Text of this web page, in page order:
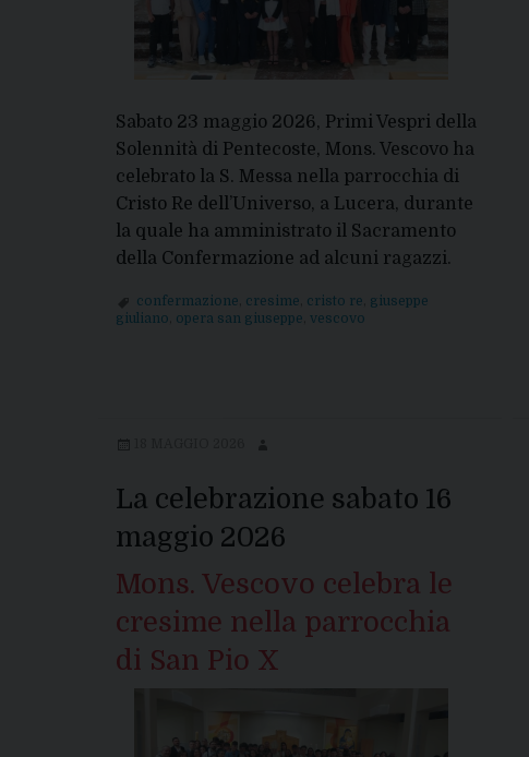
Sabato 23 maggio 2026, Primi Vespri della
Solennità di Pentecoste, Mons. Vescovo ha
celebrato la S. Messa nella parrocchia di
Cristo Re dell’Universo, a Lucera, durante
la quale ha amministrato il Sacramento
della Confermazione ad alcuni ragazzi.
confermazione cresime cristo re giuseppe
giuliano opera san giuseppe vescovo
La celebrazione sabato 16
maggio 2026
Mons. Vescovo celebra le
cresime nella parrocchia
di San Pio X